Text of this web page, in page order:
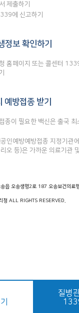
제출하기
에 신고하기
정보 확인하기
홈페이지 또는 콜센터
방접종 받기
종이 필요한 백신은 출국
인예방예방접종 지정기관
오 등)은 가까운 의료기관
읍 오송생명2로 187 오송보건의료
ALL RIGHTS RESERVED.
질병